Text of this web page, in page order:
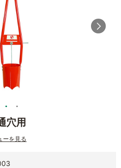
穴用
ーを見る